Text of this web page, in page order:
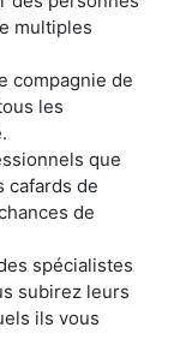
multiples
compagnie de
les
que
cafards de
de
spécialistes
subirez leurs
ils vous